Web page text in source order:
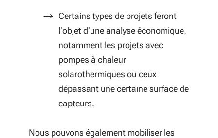
Certains types de projets feront
l’objet d’une analyse économique,
notamment les projets avec
pompes à chaleur
solarothermiques ou ceux
dépassant une certaine surface de
capteurs.
Nous pouvons également mobiliser les